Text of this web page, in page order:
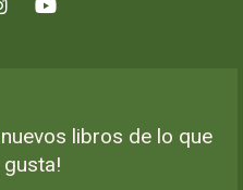
libros de lo que